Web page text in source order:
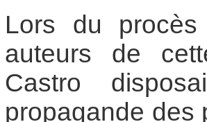
Lors du
auteurs de
Castro
propagande des